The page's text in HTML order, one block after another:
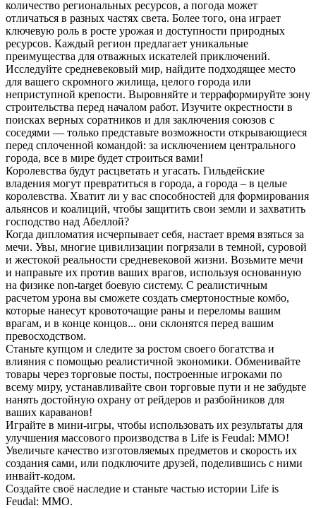
количество региональных ресурсов, а погода может
отличаться в разных частях света. Более того, она играет
ключевую роль в росте урожая и доступности природных
ресурсов. Каждый регион предлагает уникальные
преимущества для отважных искателей приключений.
Исследуйте средневековый мир, найдите подходящее место
для вашего скромного жилища, целого города или
неприступной крепости. Выровняйте и терраформируйте зону
строительства перед началом работ. Изучите окрестности в
поисках верных соратников и для заключения союзов с
соседями — только представьте возможности открывающиеся
перед сплоченной командой: за исключением центрального
города, все в мире будет строиться вами!
Королевства будут расцветать и угасать. Гильдейские
владения могут превратиться в города, а города – в целые
королевства. Хватит ли у вас способностей для формирования
альянсов и коалиций, чтобы защитить свои земли и захватить
господство над Абеллой?
Когда дипломатия исчерпывает себя, настает время взяться за
мечи. Увы, многие цивилизации погрязали в темной, суровой
и жестокой реальности средневековой жизни. Возьмите мечи
и направьте их против ваших врагов, используя основанную
на физике non-target боевую систему. С реалистичным
расчетом урона вы cможете создать смертоностные комбо,
которые нанесут кровоточащие раны и переломы вашим
врагам, и в конце концов... они склонятся перед вашим
превосходством.
Станьте купцом и следите за ростом своего богатства и
влияния с помощью реалистичной экономики. Обменивайте
товары через торговые посты, построенные игроками по
всему миру, устанавливайте свои торговые пути и не забудьте
нанять достойную охрану от рейдеров и разбойников для
ваших караванов!
Играйте в мини-игры, чтобы использовать их результаты для
улучшения массового производства в Life is Feudal: MMO!
Увеличьте качество изготовляемых предметов и скорость их
создания сами, или подключите друзей, поделившись с ними
инвайт-кодом.
Создайте своё наследие и станьте частью истории Life is
Feudal: ММО.